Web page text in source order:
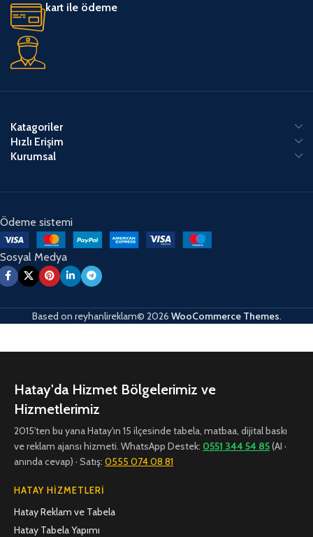
kart ile ödeme
Katagoriler
Hızlı Erişim
Kurumsal
Ödeme sistemi
Sosyal Medya
Based on reyhanlireklam© 2026 WooCommerce Themes.
Hatay'da Hizmet Bölgelerimiz ve
Hizmetlerimiz
2015'ten bu yana Hatay'ın 15 ilçesinde tabela, matbaa, dijital baskı
ve reklam ajansı hizmeti. WhatsApp Destek: 0551 344 54 85(AI ·
anında cevap) · Satış: 0555 074 08 81
HATAY HIZMETLERI
Hatay Reklam ve Tabela
Hatay Tabela Yapımı